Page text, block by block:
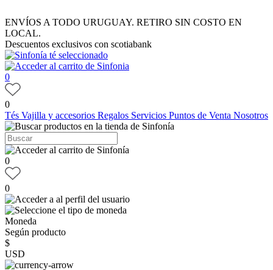
ENVÍOS A TODO URUGUAY. RETIRO SIN COSTO EN
LOCAL.
Descuentos exclusivos con scotiabank
0
0
Tés Vajilla y accesorios Regalos Servicios Puntos de Venta Nosotros
0
0
Moneda
Según producto
$
USD